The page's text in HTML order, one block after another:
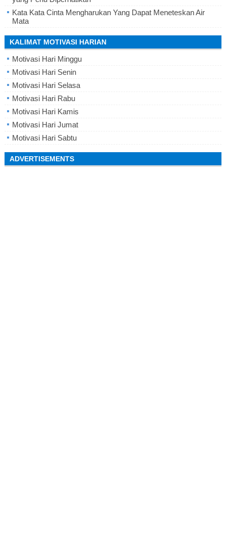
Kata Kata Cinta Mengharukan Yang Dapat Meneteskan Air
Mata
KALIMAT MOTIVASI HARIAN
Motivasi Hari Minggu
Motivasi Hari Senin
Motivasi Hari Selasa
Motivasi Hari Rabu
Motivasi Hari Kamis
Motivasi Hari Jumat
Motivasi Hari Sabtu
ADVERTISEMENTS